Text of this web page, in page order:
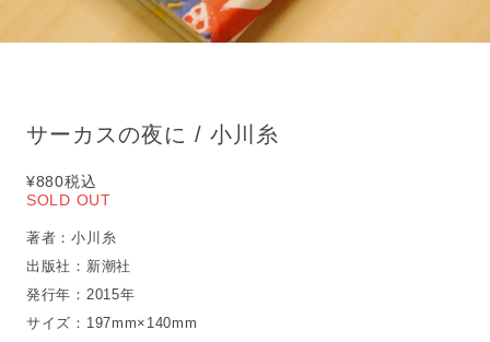
サーカスの夜に / 小川糸
¥880税込
SOLD OUT
著者：小川糸
出版社：新潮社
発行年：2015年
サイズ：197mm×140mm